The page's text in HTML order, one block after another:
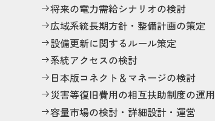
将来の電力需給シナリオの検討
広域系統長期方針・整備計画の策定
設備更新に関するルール策定
系統アクセスの検討
日本版コネクト＆マネージの検討
災害等復旧費用の相互扶助制度の運用
容量市場の検討・詳細設計・運営